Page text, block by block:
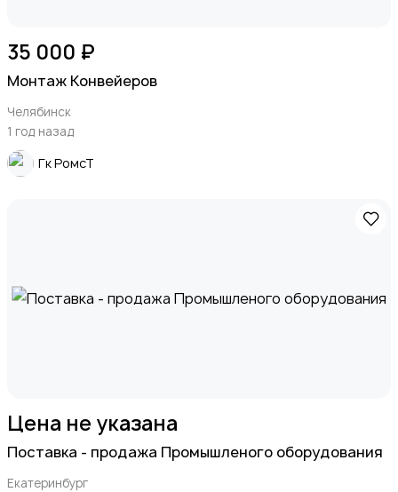
35 000 ₽
Монтаж Конвейеров
Челябинск
1 год назад
Гк РомсТ
Цена не указана
Поставка - продажа Промышленого оборудования
Екатеринбург